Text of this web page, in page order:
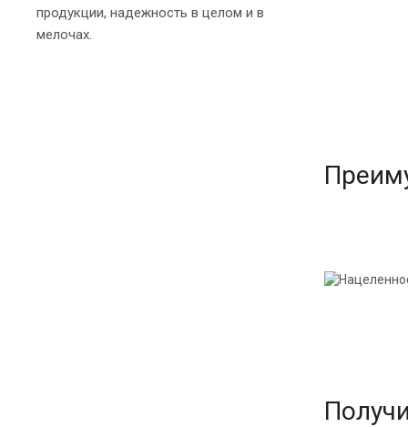
продукции, надежность в целом и в
мелочах.